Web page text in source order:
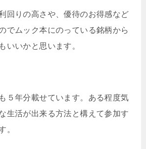
回りの高さや、優待のお得感など
でムック本にのっている銘柄から
いいかと思います。
５年分載せています。ある程度気
生活が出来る方法と構えて参加す
。